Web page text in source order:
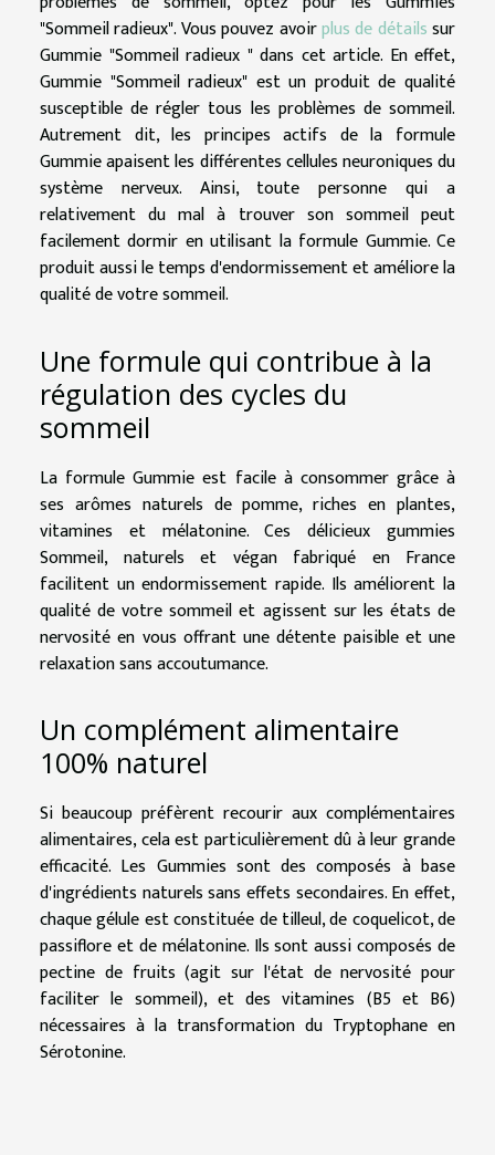
"Sommeil radieux". Vous pouvez avoirplus de détailssur
Gummie "Sommeil radieux " dans cet article. En effet,
Gummie "Sommeil radieux" est un produit de qualité
susceptible de régler tous les problèmes de sommeil.
Autrement dit, les principes actifs de la formule
Gummie apaisent les différentes cellules neuroniques du
système nerveux. Ainsi, toute personne qui a
relativement du mal à trouver son sommeil peut
facilement dormir en utilisant la formule Gummie. Ce
produit aussi le temps d'endormissement et améliore la
qualité de votre sommeil.
Une formule qui contribue à la
régulation des cycles du
sommeil
La formule Gummie est facile à consommer grâce à
ses arômes naturels de pomme, riches en plantes,
vitamines et mélatonine. Ces délicieux gummies
Sommeil, naturels et végan fabriqué en France
facilitent un endormissement rapide. Ils améliorent la
qualité de votre sommeil et agissent sur les états de
nervosité en vous offrant une détente paisible et une
relaxation sans accoutumance.
Un complément alimentaire
100% naturel
Si beaucoup préfèrent recourir aux complémentaires
alimentaires, cela est particulièrement dû à leur grande
efficacité. Les Gummies sont des composés à base
d'ingrédients naturels sans effets secondaires. En effet,
chaque gélule est constituée de tilleul, de coquelicot, de
passiflore et de mélatonine. Ils sont aussi composés de
pectine de fruits (agit sur l'état de nervosité pour
faciliter le sommeil), et des vitamines (B5 et B6)
nécessaires à la transformation du Tryptophane en
Sérotonine.